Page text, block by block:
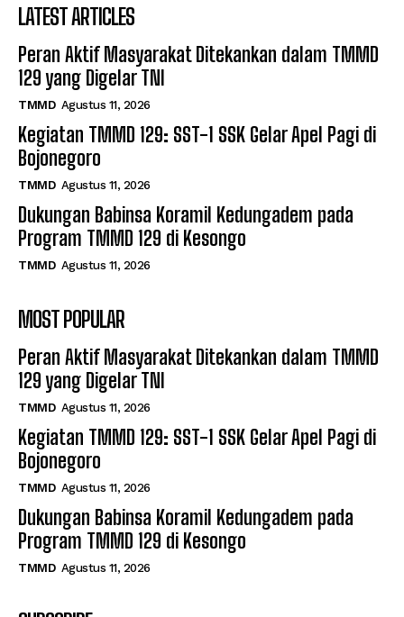
LATEST ARTICLES
Peran Aktif Masyarakat Ditekankan dalam TMMD
129 yang Digelar TNI
TMMD Agustus 11, 2026
Kegiatan TMMD 129: SST-1 SSK Gelar Apel Pagi di
Bojonegoro
TMMD Agustus 11, 2026
Dukungan Babinsa Koramil Kedungadem pada
Program TMMD 129 di Kesongo
TMMD Agustus 11, 2026
MOST POPULAR
Peran Aktif Masyarakat Ditekankan dalam TMMD
129 yang Digelar TNI
TMMD Agustus 11, 2026
Kegiatan TMMD 129: SST-1 SSK Gelar Apel Pagi di
Bojonegoro
TMMD Agustus 11, 2026
Dukungan Babinsa Koramil Kedungadem pada
Program TMMD 129 di Kesongo
TMMD Agustus 11, 2026